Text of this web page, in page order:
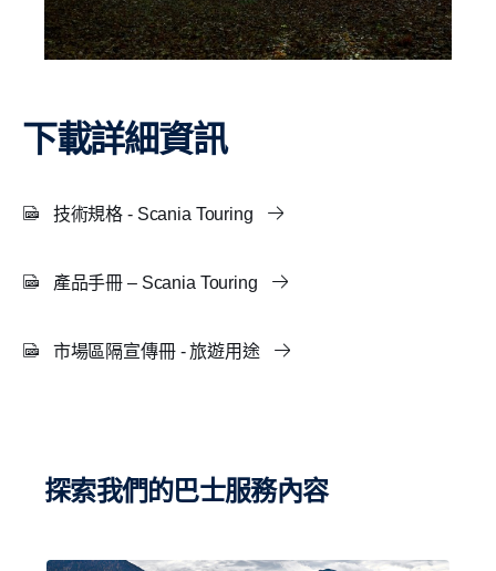
下載詳細資訊
技術規格 - Scania Touring
產品手冊 – Scania Touring
市場區隔宣傳冊 - 旅遊用途
探索我們的巴士服務內容